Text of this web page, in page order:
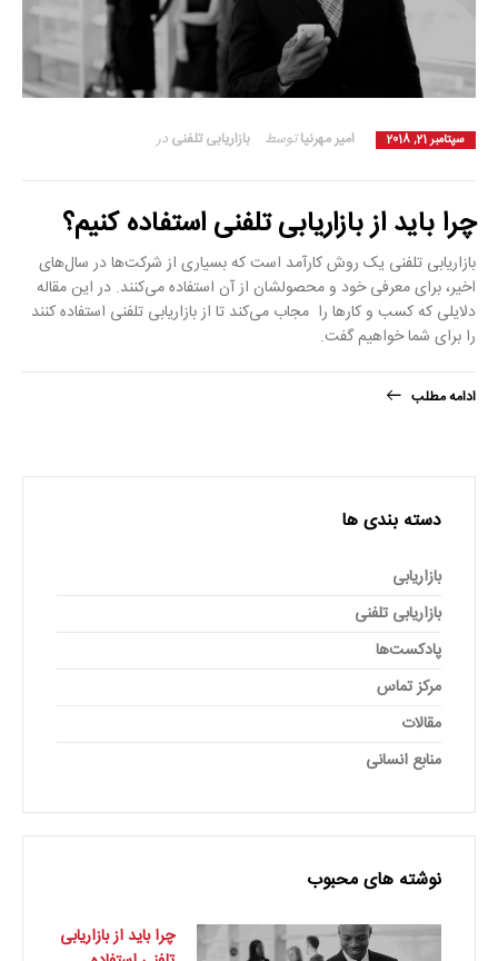
سپتامبر 21, 2018 امیر مهرنیاتوسط بازاریابی تلفنی در
چرا باید از بازاریابی تلفنی استفاده کنیم؟
بازاریابی تلفنی یک روش کارآمد است که بسیاری از شرکت‌ها در سال‌های
اخیر، برای معرفی خود و محصولشان از آن استفاده می‌کنند. در این مقاله
دلایلی که کسب و کار‌ها را مجاب می‌کند تا از بازاریابی تلفنی استفاده کنند
را برای شما خواهیم گفت.
ادامه مطلب
دسته بندی ها
بازاریابی
بازاریابی تلفنی
پادکست‌ها
مرکز تماس
مقالات
منابع انسانی
نوشته های محبوب
چرا باید از بازاریابی